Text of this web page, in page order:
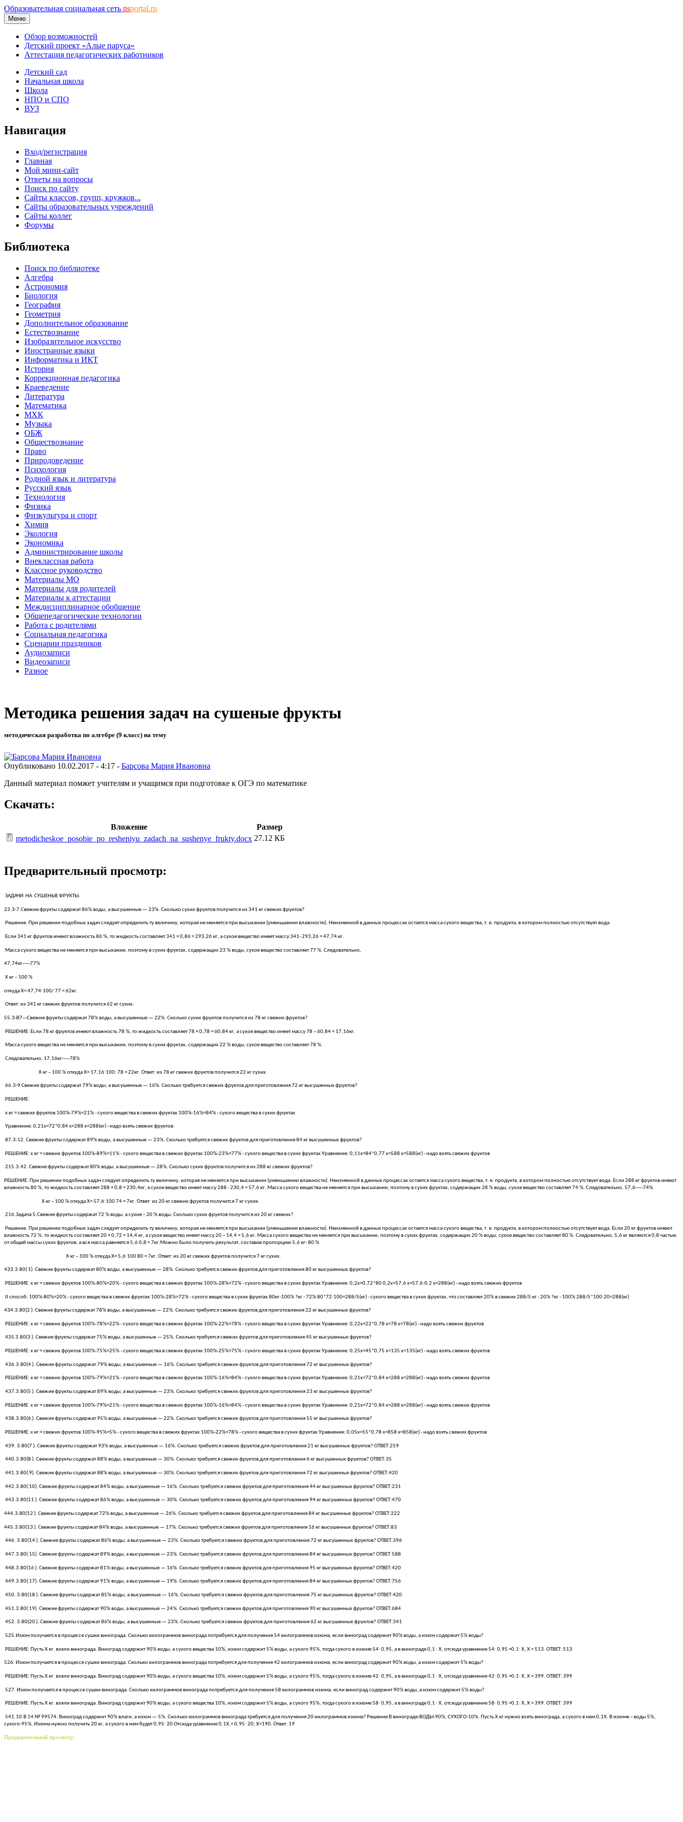
Образовательная социальная сеть nsportal.ru
Меню
Обзор возможностей
Детский проект «Алые паруса»
Аттестация педагогических работников
Детский сад
Начальная школа
Школа
НПО и СПО
ВУЗ
Навигация
Вход/регистрация
Главная
Мой мини-сайт
Ответы на вопросы
Поиск по сайту
Сайты классов, групп, кружков...
Сайты образовательных учреждений
Сайты коллег
Форумы
Библиотека
Поиск по библиотеке
Алгебра
Астрономия
Биология
География
Геометрия
Дополнительное образование
Естествознание
Изобразительное искусство
Иностранные языки
Информатика и ИКТ
История
Коррекционная педагогика
Краеведение
Литература
Математика
МХК
Музыка
ОБЖ
Обществознание
Право
Природоведение
Психология
Родной язык и литература
Русский язык
Технология
Физика
Физкультура и спорт
Химия
Экология
Экономика
Администрирование школы
Внеклассная работа
Классное руководство
Материалы МО
Материалы для родителей
Материалы к аттестации
Междисциплинарное обобщение
Общепедагогические технологии
Работа с родителями
Социальная педагогика
Сценарии праздников
Аудиозаписи
Видеозаписи
Разное
Методика решения задач на сушеные фрукты
методическая разработка по алгебре (9 класс) на тему
Опубликовано 10.02.2017 - 4:17 - Барсова Мария Ивановна
Данный материал помжет учителям и учащимся при подготовке к ОГЭ по математике
Скачать:
Вложение
Размер
metodicheskoe_posobie_po_resheniyu_zadach_na_sushenye_frukty.docx 27.12 КБ
Предварительный просмотр:
ЗАДАЧИ НА СУШЕНЫЕ ФРУКТЫ.
23.3-7.Свежие фрукты содержат 86% воды, а высушенные — 23%. Сколько сухих фруктов получится из 341 кг свежих фруктов?
Решение. При решении подобных задач следует определить ту величину, которая не меняется при высыхании (уменьшении влажности). Неизменной в данных процессах остается масса сухого вещества, т. е. продукта, в котором полностью отсутствует вода.
Если 341 кг фруктов имеют влажность 86 %, то жидкость составляет 341 × 0,86 = 293,26 кг, а сухое вещество имеет массу 341- 293,26 = 47,74 кг.
Масса сухого вещества не меняется при высыхании, поэтому в сухих фруктах, содержащих 23 % воды, сухое вещество составляет 77 %. Следовательно,
47,74кг-----77%
Х кг – 100 %
откуда Х= 47,74∙100/ 77 = 62кг.
Ответ: из 341 кг свежих фруктов получится 62 кг сухих.
55.3-В7---Свежие фрукты содержат 78% воды, а высушенные — 22%. Сколько сухих фруктов получится из 78 кг свежих фруктов?
РЕШЕНИЕ: Если 78 кг фруктов имеют влажность 78 %, то жидкость составляет 78 × 0,78 = 60,84 кг, а сухое вещество имеет массу 78 – 60,84 = 17,16кг.
Масса сухого вещества не меняется при высыхании, поэтому в сухих фруктах, содержащих 22 % воды, сухое вещество составляет 78 %.
Следовательно, 17,16кг-----78%
Х кг – 100 % откуда Х= 17,16∙100: 78 = 22кг. Ответ: из 78 кг свежих фруктов получится 22 кг сухих.
66.3-9 Свежие фрукты содержат 79% воды, а высушенные — 16%. Сколько требуется свежих фруктов для приготовления 72 кг высушенных фруктов?
РЕШЕНИЕ:
х кг = свежих фруктов 100%-79%=21% - сухого вещества в свежих фруктах 100%-16%=84% - сухого вещества в сухих фруктах
Уравнение: 0,21х=72*0,84 х=288 х=288(кг) - надо взять свежих фруктов
87.3-12. Свежие фрукты содержат 89% воды, а высушенные — 23%. Сколько требуется свежих фруктов для приготовления 84 кг высушенных фруктов?
РЕШЕНИЕ: х кг = свежих фруктов 100%-89%=11% - сухого вещества в свежих фруктах 100%-23%=77% - сухого вещества в сухих фруктах Уравнение: 0,11х=84*0,77 х=588 х=588(кг) - надо взять свежих фруктов
215.3.42. Свежие фрукты содержат 80% воды, а высушенные — 28%. Сколько сухих фруктов получится из 288 кг свежих фруктов?
РЕШЕНИЕ: При решении подобных задач следует определить ту величину, которая не меняется при высыхании (уменьшении влажности). Неизменной в данных процессах остается масса сухого вещества, т. е. продукта, в котором полностью отсутствует вода. Если 288 кг фруктов имеют
влажность 80 %, то жидкость составляет 288 × 0,8 = 230,4кг, а сухое вещество имеет массу 288 - 230,4 = 57,6 кг. Масса сухого вещества не меняется при высыхании, поэтому в сухих фруктах, содержащих 28 % воды, сухое вещество составляет 74 %. Следовательно, 57,6-----74%
Х кг – 100 % откуда Х= 57,6∙100 74 = 7кг. Ответ: из 20 кг свежих фруктов получится 7 кг сухих.
216.Задача 5.Свежие фрукты содержат 72 % воды, а сухие – 20 % воды. Сколько сухих фруктов получится из 20 кг свежих?
Решение. При решении подобных задач следует определить ту величину, которая не меняется при высыхании (уменьшении влажности). Неизменной в данных процессах остается масса сухого вещества, т. е. продукта, в котором полностью отсутствует вода. Если 20 кг фруктов имеют
влажность 72 %, то жидкость составляет 20 × 0,72 = 14,4 кг, а сухое вещество имеет массу 20 – 14,4 = 5,6 кг. Масса сухого вещества не меняется при высыхании, поэтому в сухих фруктах, содержащих 20 % воды, сухое вещество составляет 80 %. Следовательно, 5,6 кг являются 0,8 частью
от общей массы сухих фруктов, а вся масса равняется 5,6 0,8 = 7кг.Можно было получить результат, составив пропорцию 5,6 кг- 80 %
Х кг – 100 % откуда Х= 5,6∙100 80 = 7кг. Ответ: из 20 кг свежих фруктов получится 7 кг сухих.
433.3.80( 1). Свежие фрукты содержат 80% воды, а высушенные — 28%. Сколько требуется свежих фруктов для приготовления 80 кг высушенных фруктов?
РЕШЕНИЕ: х кг = свежих фруктов 100%-80%=20% - сухого вещества в свежих фруктах 100%-28%=72% - сухого вещества в сухих фруктах Уравнение: 0,2х=0,72*80 0,2х=57,6 х=57,6:0,2 х=288(кг) - надо взять свежих фруктов
ІІ способ: 100%-80%=20% - сухого вещества в свежих фруктах 100%-28%=72% - сухого вещества в сухих фруктах 80кг-100% ?кг - 72% 80*72:100=288/5(кг) - сухого вещества в сухих фруктах, что составляет 20% в свежих 288/5 кг - 20% ?кг - 100% 288/5*100:20=288(кг)
434.3.80(2 ). Свежие фрукты содержат 78% воды, а высушенные — 22%. Сколько требуется свежих фруктов для приготовления 22 кг высушенных фруктов?
РЕШЕНИЕ: х кг = свежих фруктов 100%-78%=22% - сухого вещества в свежих фруктах 100%-22%=78% - сухого вещества в сухих фруктах Уравнение: 0,22х=22*0,78 х=78 х=78(кг) - надо взять свежих фруктов
435 3.80(3 ). Свежие фрукты содержат 75% воды, а высушенные — 25%. Сколько требуется свежих фруктов для приготовления 45 кг высушенных фруктов?
РЕШЕНИЕ: х кг = свежих фруктов 100%-75%=25% - сухого вещества в свежих фруктах 100%-25%=75% - сухого вещества в сухих фруктах Уравнение: 0,25х=45*0,75 х=135 х=135(кг) - надо взять свежих фруктов
436.3.80(4 ). Свежие фрукты содержат 79% воды, а высушенные — 16%. Сколько требуется свежих фруктов для приготовления 72 кг высушенных фруктов?
РЕШЕНИЕ: х кг = свежих фруктов 100%-79%=21% - сухого вещества в свежих фруктах 100%-16%=84% - сухого вещества в сухих фруктах Уравнение: 0,21х=72*0,84 х=288 х=288(кг) - надо взять свежих фруктов
437.3.80(5 ). Свежие фрукты содержат 89% воды, а высушенные — 23%. Сколько требуется свежих фруктов для приготовления 23 кг высушенных фруктов?
РЕШЕНИЕ: х кг = свежих фруктов 100%-79%=21% - сухого вещества в свежих фруктах 100%-16%=84% - сухого вещества в сухих фруктах Уравнение: 0,21х=72*0,84 х=288 х=288(кг) - надо взять свежих фруктов
438.3.80(6 ). Свежие фрукты содержат 95% воды, а высушенные — 22%. Сколько требуется свежих фруктов для приготовления 55 кг высушенных фруктов?
РЕШЕНИЕ: х кг = свежих фруктов 100%-95%=5% - сухого вещества в свежих фруктах 100%-22%=78% - сухого вещества в сухих фруктах Уравнение: 0,05х=55*0,78 х=858 х=858(кг) - надо взять свежих фруктов
439. 3.80(7 ). Свежие фрукты содержат 93% воды, а высушенные — 16%. Сколько требуется свежих фруктов для приготовления 21 кг высушенных фруктов? ОТВЕТ:259
440.3.80(8 ). Свежие фрукты содержат 88% воды, а высушенные — 30%. Сколько требуется свежих фруктов для приготовления 6 кг высушенных фруктов? ОТВЕТ:35
441.3.80( 9). Свежие фрукты содержат 88% воды, а высушенные — 30%. Сколько требуется свежих фруктов для приготовления 72 кг высушенных фруктов? ОТВЕТ:420
442.3.80( 10). Свежие фрукты содержат 84% воды, а высушенные — 16%. Сколько требуется свежих фруктов для приготовления 44 кг высушенных фруктов? ОТВЕТ:231
443.3.80(11 ). Свежие фрукты содержат 86% воды, а высушенные — 30%. Сколько требуется свежих фруктов для приготовления 94 кг высушенных фруктов? ОТВЕТ:470
444.3.80(12 ). Свежие фрукты содержат 72% воды, а высушенные — 26%. Сколько требуется свежих фруктов для приготовления 84 кг высушенных фруктов? ОТВЕТ:222
445.3.80(13 ). Свежие фрукты содержат 84% воды, а высушенные — 17%. Сколько требуется свежих фруктов для приготовления 16 кг высушенных фруктов? ОТВЕТ:83
446. 3.80(14 ). Свежие фрукты содержат 86% воды, а высушенные — 23%. Сколько требуется свежих фруктов для приготовления 72 кг высушенных фруктов? ОТВЕТ:396
447.3.80( 15). Свежие фрукты содержат 89% воды, а высушенные — 23%. Сколько требуется свежих фруктов для приготовления 84 кг высушенных фруктов? ОТВЕТ:588
448.3.80(16 ). Свежие фрукты содержат 81% воды, а высушенные — 16%. Сколько требуется свежих фруктов для приготовления 95 кг высушенных фруктов? ОТВЕТ:420
449.3.80( 17). Свежие фрукты содержат 91% воды, а высушенные — 19%. Сколько требуется свежих фруктов для приготовления 84 кг высушенных фруктов? ОТВЕТ:756
450. 3.80(18 ). Свежие фрукты содержат 85% воды, а высушенные — 16%. Сколько требуется свежих фруктов для приготовления 75 кг высушенных фруктов? ОТВЕТ:420
451.3.80( 19). Свежие фрукты содержат 90% воды, а высушенные — 24%. Сколько требуется свежих фруктов для приготовления 90 кг высушенных фруктов? ОТВЕТ:684
452. 3.80(20 ). Свежие фрукты содержат 86% воды, а высушенные — 23%. Сколько требуется свежих фруктов для приготовления 62 кг высушенных фруктов? ОТВЕТ:341
525.Изюм получается в процессе сушки винограда. Сколько килограммов винограда потребуется для получения 54 килограммов изюма, если виноград содержит 90% воды, а изюм содержит 5% воды?
РЕШЕНИЕ: Пусть Х кг. взяли винограда. Виноград содержит 90% воды, а сухого вещества 10%, изюм содержит 5% воды, а сухого 95%, тогда сухого в изюме 54∙ 0,95, а в винограде 0,1 ∙ Х, отсюда уравнение 54∙ 0,95 =0,1∙ Х, Х = 513. ОТВЕТ: 513
526. Изюм получается в процессе сушки винограда. Сколько килограммов винограда потребуется для получения 42 килограммов изюма, если виноград содержит 90% воды, а изюм содержит 5% воды?
РЕШЕНИЕ: Пусть Х кг. взяли винограда. Виноград содержит 90% воды, а сухого вещества 10%, изюм содержит 5% воды, а сухого 95%, тогда сухого в изюме 42∙ 0,95, а в винограде 0,1 ∙ Х, отсюда уравнение 42∙ 0,95 =0,1∙ Х, Х = 399. ОТВЕТ: 399
527. Изюм получается в процессе сушки винограда. Сколько килограммов винограда потребуется для получения 58 килограммов изюма, если виноград содержит 90% воды, а изюм содержит 5% воды?
РЕШЕНИЕ: Пусть Х кг. взяли винограда. Виноград содержит 90% воды, а сухого вещества 10%, изюм содержит 5% воды, а сухого 95%, тогда сухого в изюме 58∙ 0,95, а в винограде 0,1 ∙ Х, отсюда уравнение 58∙ 0,95 =0,1∙ Х, Х = 399. ОТВЕТ: 399
541.10.B 14 № 99574. Виноград содержит 90% влаги, а изюм — 5%. Сколько килограммов винограда требуется для получения 20 килограммов изюма? Решение В винограде-ВОДЫ-90%, СУХОГО-10%. Пусть Х кг нужно взять винограда, а сухого в нем 0,1Х. В изюме – воды 5%,
сухого-95%. Изюма нужно получить 20 кг, а сухого в нем будет 0,95∙ 20 Отсюда уравнение 0,1Х.= 0,95∙ 20, Х=190. Ответ: 19
Предварительный просмотр: